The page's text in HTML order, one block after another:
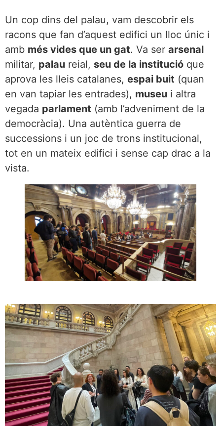
Un cop dins del palau, vam descobrir els
racons que fan d’aquest edifici un lloc únic i
amb més vides que un gat. Va ser arsenal
militar, palau reial, seu de la institució que
aprova les lleis catalanes, espai buit (quan
en van tapiar les entrades), museu i altra
vegada parlament (amb l’adveniment de la
democràcia). Una autèntica guerra de
successions i un joc de trons institucional,
tot en un mateix edifici i sense cap drac a la
vista.